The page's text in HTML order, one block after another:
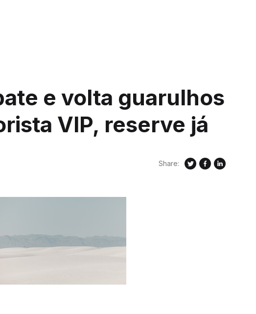
e volta guarulhos
VIP, reserve já
Share: